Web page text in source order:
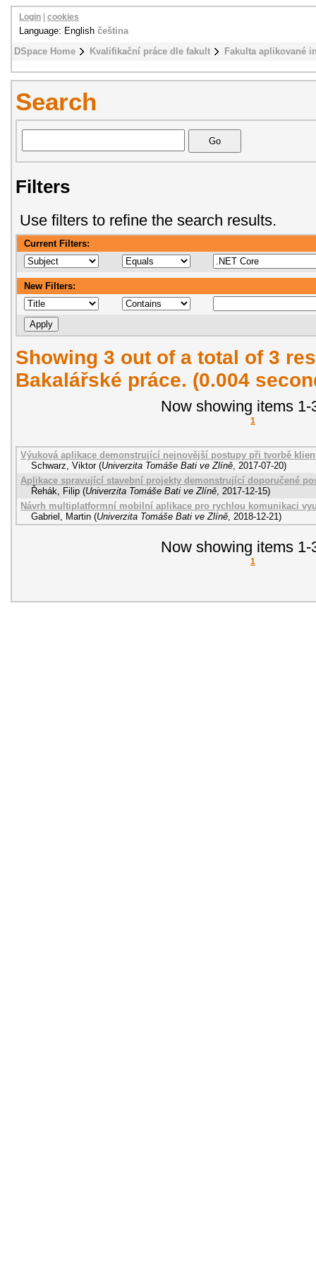
DSpace Home Kvalifikační práce dle fakult Fakulta aplikované
Login cookies
Language: English čeština
Search
Filters
Use filters to refine the search results.
Current Filters:
New Filters:
Showing 3 out of a total of 3
Bakalářské práce. (0.004
Now showing items 1-
1
Výuková aplikace demonstrující nejnovější postupy při tvorbě
Schwarz, Viktor (Univerzita Tomáše Bati ve Zlíně, 2017-07-20)
Aplikace spravující stavební projekty demonstrující doporučené
Řehák, Filip (Univerzita Tomáše Bati ve Zlíně, 2017-12-15)
Návrh multiplatformní mobilní aplikace pro rychlou komunikaci
Gabriel, Martin (Univerzita Tomáše Bati ve Zlíně, 2018-12-21)
Now showing items 1-
1